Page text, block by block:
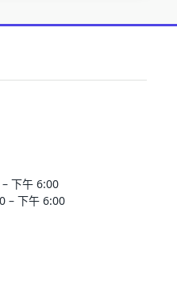
下午 6:00
– 下午 6:00